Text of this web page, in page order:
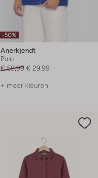
-50%
Anerkjendt
Polo
€ 59,99 € 29,99
+ meer kleuren